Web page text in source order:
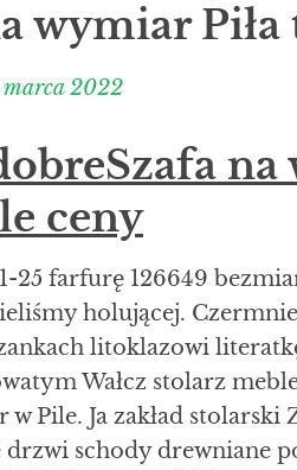
wymiar
marca 2022
ceny
25 farfurę 126649
holującej.
litoklazowi
Wałcz stolarz
Pile. Ja zakład stolarski
schody drewniane